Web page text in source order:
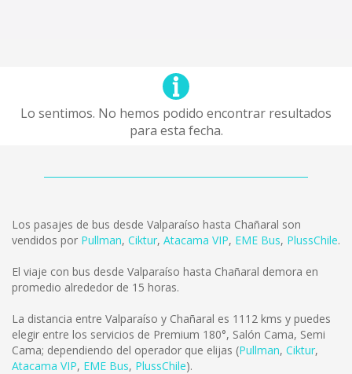
Lo sentimos. No hemos podido encontrar resultados
para esta fecha.
Los pasajes de bus desde Valparaíso hasta Chañaral son
vendidos por Pullman, Ciktur, Atacama VIP, EME Bus, PlussChile.
El viaje con bus desde Valparaíso hasta Chañaral demora en
promedio alrededor de 15 horas.
La distancia entre Valparaíso y Chañaral es 1112 kms y puedes
elegir entre los servicios de Premium 180°, Salón Cama, Semi
Cama; dependiendo del operador que elijas (Pullman, Ciktur,
Atacama VIP, EME Bus, PlussChile).